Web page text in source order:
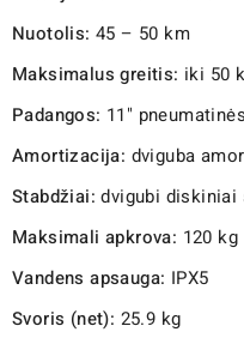
Nuotolis: 45 – 50 km
Maksimalus greitis: iki 50
Padangos: 11"
Amortizacija: dviguba
Stabdžiai: dvigubi diskiniai
Maksimali apkrova: 120 kg
Vandens apsauga: IPX5
Svoris (net): 25.9 kg